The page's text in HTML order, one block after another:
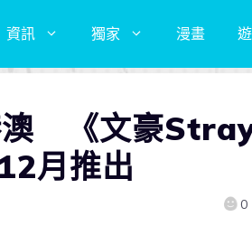
資訊 獨家 漫畫
澳 《文豪
月推出
0